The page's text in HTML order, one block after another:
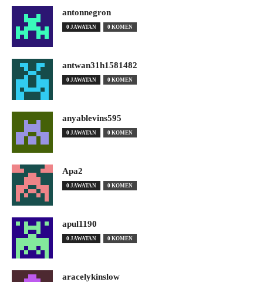
antonnegron
0 JAWATAN 0 KOMEN
antwan31h1581482
0 JAWATAN 0 KOMEN
anyablevins595
0 JAWATAN 0 KOMEN
Apa2
0 JAWATAN 0 KOMEN
apul1190
0 JAWATAN 0 KOMEN
aracelykinslow